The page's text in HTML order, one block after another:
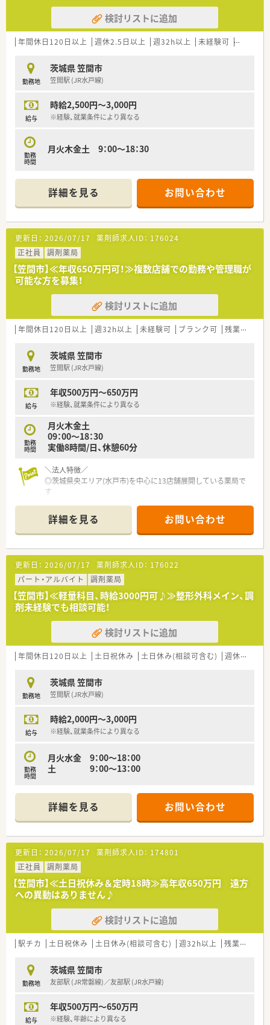
検討リストに追加
年間休日120日以上 週休2.5日以上 週32h以上 未経験可 ブランク
勤務地
茨城県 笠間市
笠間駅 (JR水戸線)
給与
時給2,500円～3,000円
※経験、就業条件により異なる
勤務
時間
月火木金土 9：00～18：30
詳細を見る お問い合わせ
更新日： 2026/07/17 薬剤師求人ID： 176024
正社員
調剤薬局
【笠間市】≪年収650万円可！≫複数店舗での勤務や管理職が
可能な方を募集！
検討リストに追加
年間休日120日以上 週32h以上 未経験可 ブランク可 残業なし(ほぼなし含む)
勤務地
茨城県 笠間市
笠間駅 (JR水戸線)
給与
年収500万円～650万円
※経験、就業条件により異なる
勤務
時間
月火木金土
09：00～18：30
実働8時間/日、休憩60分
＼法人特徴／
◎茨城県央エリア(水戸市)を中心に13店舗展開している薬局で
す
茨城県で一番患者さんに愛される会社を目指しています！
＼薬局の雰囲気／
◎社内の関係性良し！
積極的に社内交流会を開催しており、
店舗の垣根を超えて組織全体で動いています！
◎上層部との距離も近く、風通しの良い会社です
◎異動は相談ベースで無理な異動はありません
◎産育休の実績多数！復帰後、時短勤務で活躍している方もたく
さんいらっしゃいます
＼「薬局」に拘らない幅広い取り組み／
◎プロスポーツチームと提携し、地域活性化をする仕事をしたり
と
◎全国各地の就職イベントに参加しインターシップも積極的に
行っています
県外から就職する方も多く若い世代の方が多く活躍しています！
＼充実の研修制度／
◎新人研修：集合研修、現場研修、フォローアップ研修、等
修、等
薬剤師に必要な研修を用意！
詳細を見る お問い合わせ
更新日： 2026/07/17 薬剤師求人ID： 176022
パート・アルバイト
調剤薬局
【笠間市】≪軽量科目、時給3000円可♪≫整形外科メイン、調
剤未経験でも相談可能！
検討リストに追加
年間休日120日以上 土日祝休み 土日休み(相談可含む) 週休2.5日以上
勤務地
茨城県 笠間市
笠間駅 (JR水戸線)
給与
時給2,000円～3,000円
※経験、就業条件により異なる
勤務
時間
月火水金 9：00～18：00
土 9：00～13：00
詳細を見る お問い合わせ
更新日： 2026/07/17 薬剤師求人ID： 174801
正社員
調剤薬局
【笠間市】≪土日祝休み＆定時18時≫高年収650万円 遠方
への異動はありません♪
検討リストに追加
駅チカ 土日祝休み 土日休み(相談可含む) 週32h以上 残業なし(ほぼなし含む)
勤務地
茨城県 笠間市
友部駅 (JR常磐線)／友部駅 (JR水戸線)
給与
年収500万円～650万円
※経験、年齢により異なる